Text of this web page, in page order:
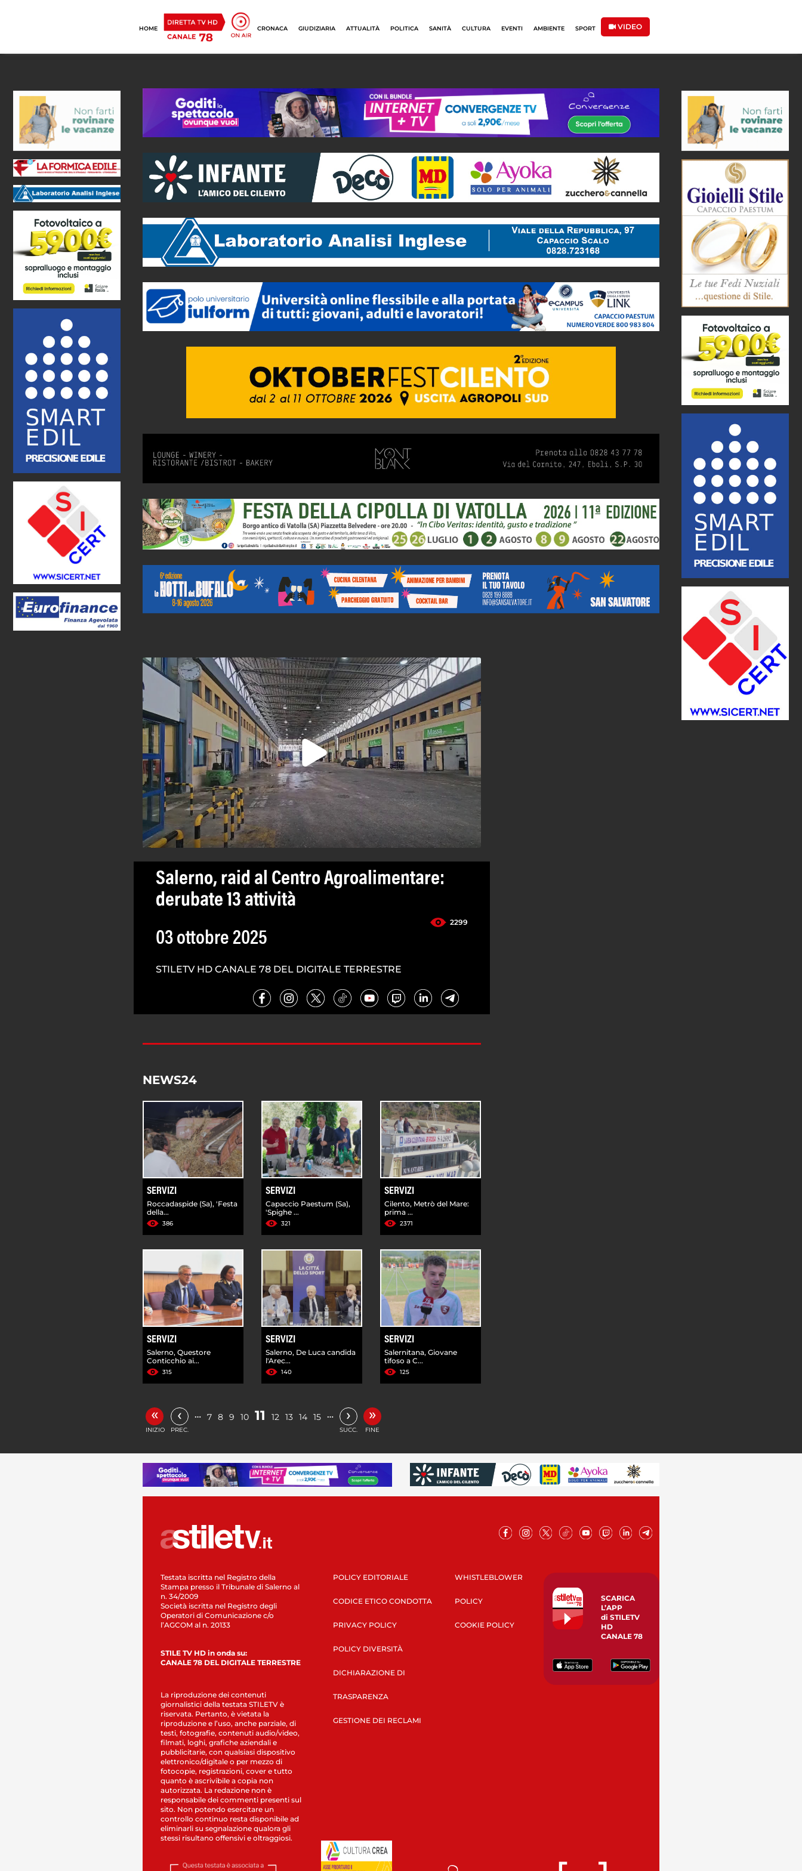
HOME CRONACA GIUDIZIARIA ATTUALITÀ POLITICA SANITÀ CULTURA EVENTI AMBIENTE SPORT VIDEO
Salerno, raid al Centro Agroalimentare:
derubate 13 attività
2299
03 ottobre 2025
STILETV HD CANALE 78 DEL DIGITALE TERRESTRE
NEWS24
SERVIZI
Roccadaspide (Sa), 'Festa
della...
386
SERVIZI
Capaccio Paestum (Sa),
'Spighe ...
321
SERVIZI
Cilento, Metrò del Mare:
prima ...
2371
SERVIZI
Salerno, Questore
Conticchio ai...
315
SERVIZI
Salerno, De Luca candida
l'Arec...
140
SERVIZI
Salernitana, Giovane
tifoso a C...
125
«
INIZIO
‹
PREC.
… 7 8 9 10 11 12 13 14 15 … ›
SUCC.
»
FINE
Testata iscritta nel Registro della
Stampa presso il Tribunale di Salerno al
n. 34/2009
Società iscritta nel Registro degli
Operatori di Comunicazione c/o
l’AGCOM al n. 20133
STILE TV HD in onda su:
CANALE 78 DEL DIGITALE TERRESTRE
La riproduzione dei contenuti
giornalistici della testata STILETV è
riservata. Pertanto, è vietata la
riproduzione e l’uso, anche parziale, di
testi, fotografie, contenuti audio/video,
filmati, loghi, grafiche aziendali e
pubblicitarie, con qualsiasi dispositivo
elettronico/digitale o per mezzo di
fotocopie, registrazioni, cover e tutto
quanto è ascrivibile a copia non
autorizzata. La redazione non è
responsabile dei commenti presenti sul
sito. Non potendo esercitare un
controllo continuo resta disponibile ad
eliminarli su segnalazione qualora gli
stessi risultano offensivi e oltraggiosi.
POLICY EDITORIALE
CODICE ETICO CONDOTTA
PRIVACY POLICY
POLICY DIVERSITÀ
DICHIARAZIONE DI
TRASPARENZA
GESTIONE DEI RECLAMI
WHISTLEBLOWER
POLICY
COOKIE POLICY
SCARICA
L’APP
di STILETV
HD
CANALE 78